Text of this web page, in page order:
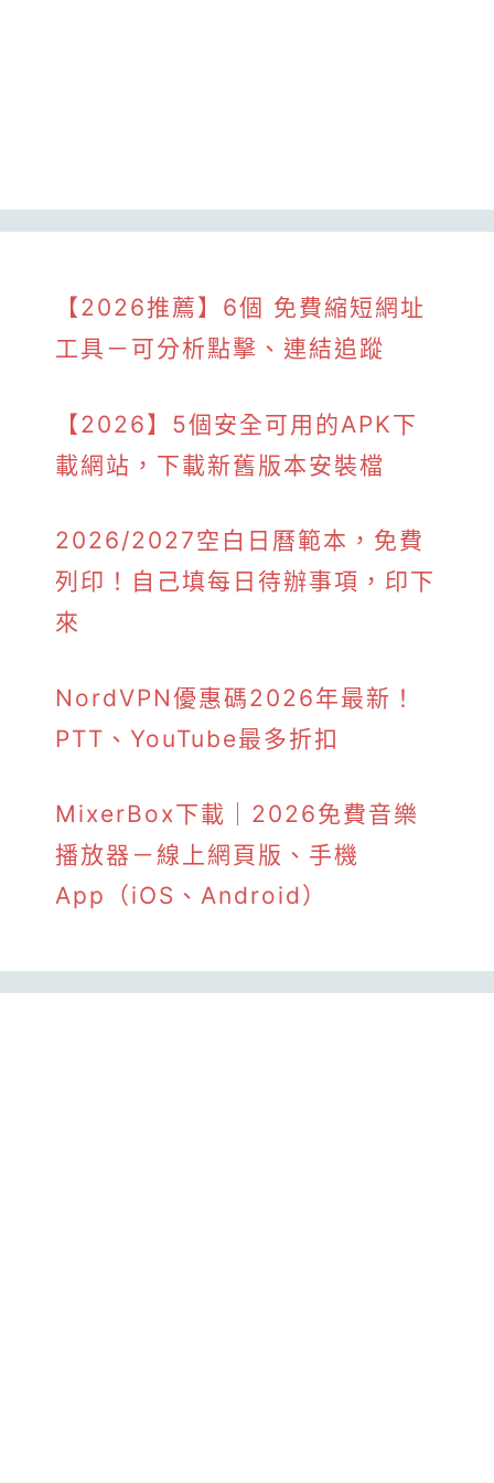
【2026推薦】6個 免費縮短網址
工具－可分析點擊、連結追蹤
【2026】5個安全可用的APK下
載網站，下載新舊版本安裝檔
2026/2027空白日曆範本，免費
列印！自己填每日待辦事項，印下
來
NordVPN優惠碼2026年最新！
PTT、YouTube最多折扣
MixerBox下載｜2026免費音樂
播放器－線上網頁版、手機
App（iOS、Android）